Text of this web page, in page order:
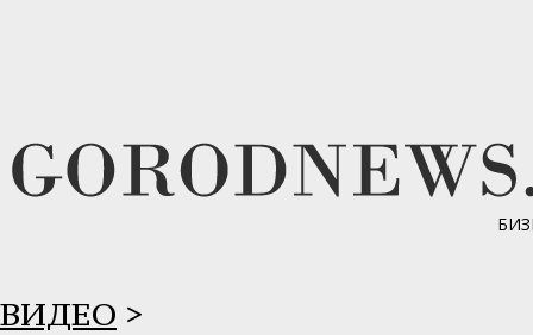
ВИДЕО >